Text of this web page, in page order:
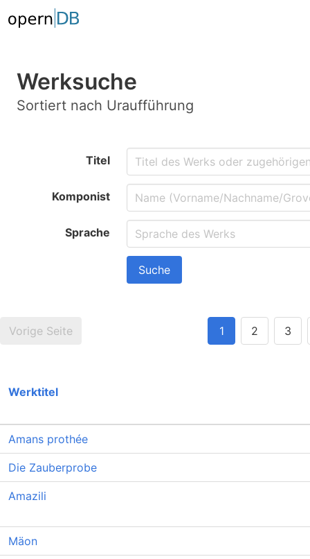
Werksuche
Sortiert nach Uraufführung
Titel
Komponist
Sprache
Suche
Vorige Seite 1 2 3
Werktitel
Amans prothée
Die Zauberprobe
Amazili
Mäon